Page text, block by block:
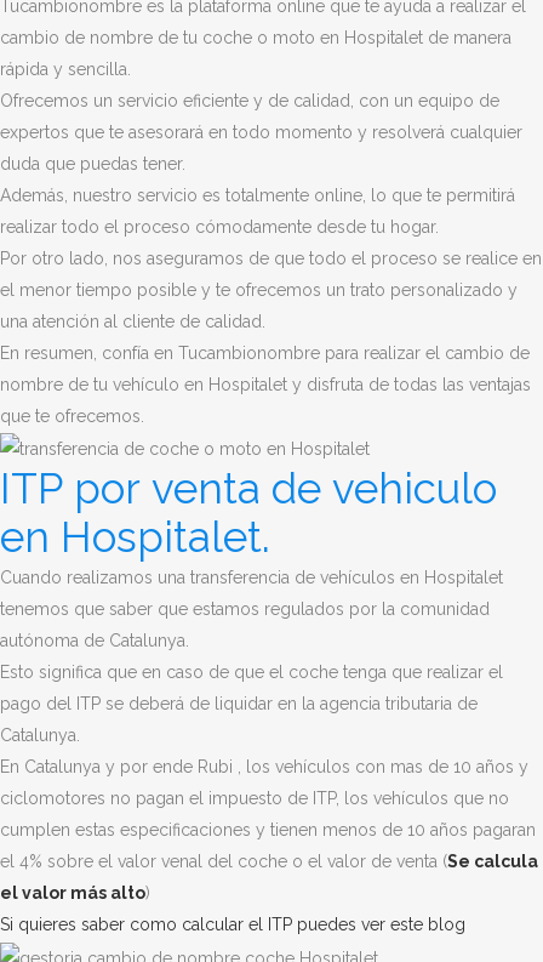
Tucambionombre es la plataforma online que te ayuda a realizar el
cambio de nombre de tu coche o moto en Hospitalet de manera
rápida y sencilla.
Ofrecemos un servicio eficiente y de calidad, con un equipo de
expertos que te asesorará en todo momento y resolverá cualquier
duda que puedas tener.
Además, nuestro servicio es totalmente online, lo que te permitirá
realizar todo el proceso cómodamente desde tu hogar.
Por otro lado, nos aseguramos de que todo el proceso se realice en
el menor tiempo posible y te ofrecemos un trato personalizado y
una atención al cliente de calidad.
En resumen, confía en Tucambionombre para realizar el cambio de
nombre de tu vehículo en Hospitalet y disfruta de todas las ventajas
que te ofrecemos.
ITP por venta de vehiculo
en Hospitalet.
Cuando realizamos una transferencia de vehículos en Hospitalet
tenemos que saber que estamos regulados por la comunidad
autónoma de Catalunya.
Esto significa que en caso de que el coche tenga que realizar el
pago del ITP se deberá de liquidar en la agencia tributaria de
Catalunya.
En Catalunya y por ende Rubi , los vehículos con mas de 10 años y
ciclomotores no pagan el impuesto de ITP, los vehículos que no
cumplen estas especificaciones y tienen menos de 10 años pagaran
el 4% sobre el valor venal del coche o el valor de venta (Se calcula
el valor más alto)
Si quieres saber como calcular el ITP puedes ver este blog